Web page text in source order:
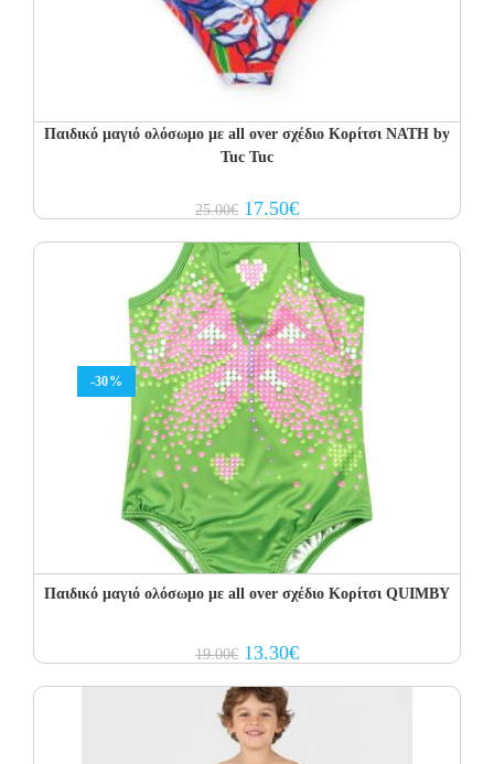
Παιδικό μαγιό ολόσωμο με all over σχέδιο Κορίτσι NATH by
Tuc Tuc
25.00€ Original
price
25.00€.
17.50€Current
price
17.50€.
-30%
Παιδικό μαγιό ολόσωμο με all over σχέδιο Κορίτσι QUIMBY
19.00€ Original
price
19.00€.
13.30€Current
price